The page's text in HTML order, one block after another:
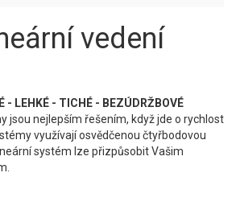
vedení
- LEHKÉ - TICHÉ - BEZÚDRŽBOVÉ
jsou nejlepším řešením, když jde o rychlost
využívají osvědčenou čtyřbodovou
systém lze přizpůsobit Vašim